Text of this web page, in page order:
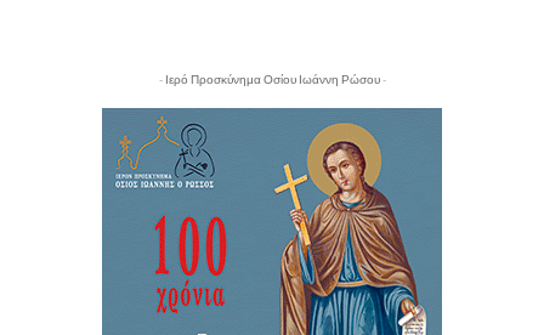
- Ιερό Προσκύνημα Οσίου Ιωάννη Ρώσου -